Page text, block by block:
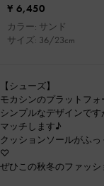
¥ 6,450
カラー: サンド
サイズ: 36/23cm
【シューズ】
モカシンのプラットフォ
シンプルなデザインで
マッチします♪
クッションソールがふ
♡
ぜひこの秋冬のファッシ